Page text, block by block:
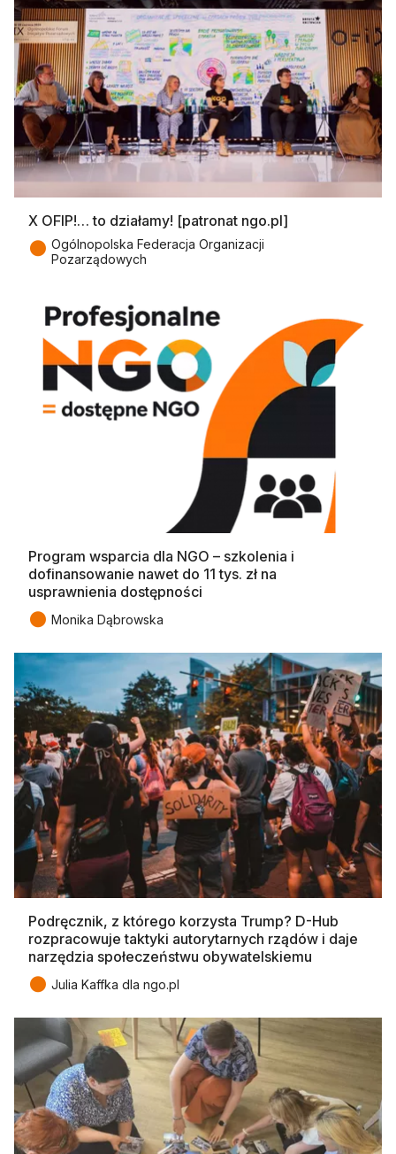
X OFIP!… to działamy! [patronat ngo.pl]
● Ogólnopolska Federacja Organizacji
Pozarządowych
Program wsparcia dla NGO – szkolenia i
dofinansowanie nawet do 11 tys. zł na
usprawnienia dostępności
● Monika Dąbrowska
Podręcznik, z którego korzysta Trump? D-Hub
rozpracowuje taktyki autorytarnych rządów i daje
narzędzia społeczeństwu obywatelskiemu
● Julia Kaffka dla ngo.pl